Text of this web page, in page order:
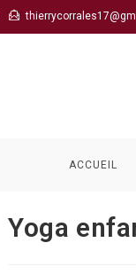
ACCUEIL
Yoga